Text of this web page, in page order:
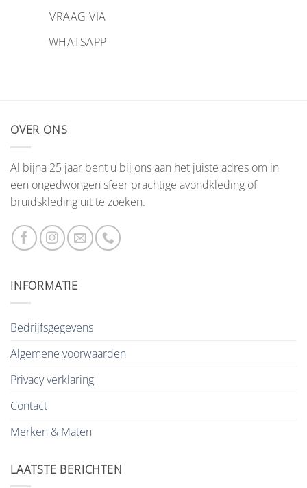
VRAAG VIA
WHATSAPP
OVER ONS
Al bijna 25 jaar bent u bij ons aan het juiste adres om in
een ongedwongen sfeer prachtige avondkleding of
bruidskleding uit te zoeken.
INFORMATIE
Bedrijfsgegevens
Algemene voorwaarden
Privacy verklaring
Contact
Merken & Maten
LAATSTE BERICHTEN